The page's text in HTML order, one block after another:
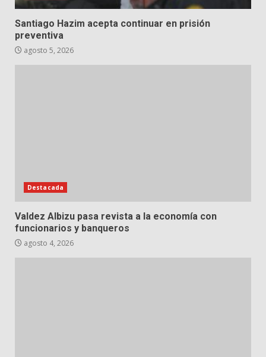
Santiago Hazim acepta continuar en prisión
preventiva
agosto 5, 2026
Destacada
Valdez Albizu pasa revista a la economía con
funcionarios y banqueros
agosto 4, 2026